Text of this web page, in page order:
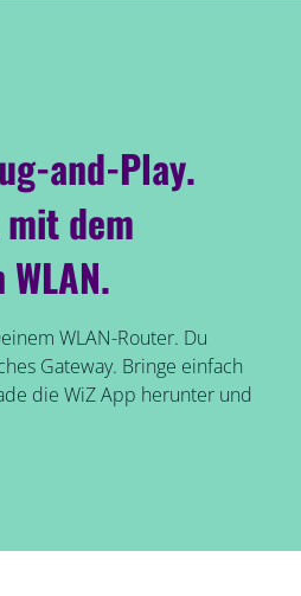
and-Play.
dem
WLAN-Router. Du
Gateway. Bringe einfach
die WiZ App herunter und